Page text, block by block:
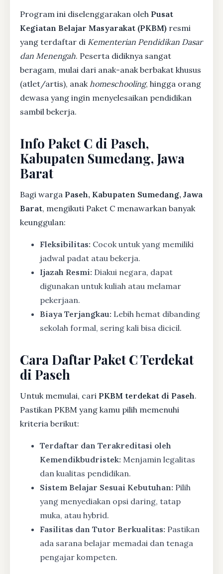
Program ini diselenggarakan oleh Pusat
Kegiatan Belajar Masyarakat (PKBM) resmi
yang terdaftar di Kementerian Pendidikan Dasar
dan Menengah. Peserta didiknya sangat
beragam, mulai dari anak-anak berbakat khusus
(atlet/artis), anakhomeschooling, hingga orang
dewasa yang ingin menyelesaikan pendidikan
sambil bekerja.
Info Paket C di Paseh,
Kabupaten Sumedang, Jawa
Barat
Bagi warga Paseh, Kabupaten Sumedang, Jawa
Barat, mengikuti Paket C menawarkan banyak
keunggulan:
Fleksibilitas: Cocok untuk yang memiliki
jadwal padat atau bekerja.
Ijazah Resmi: Diakui negara, dapat
digunakan untuk kuliah atau melamar
pekerjaan.
Biaya Terjangkau: Lebih hemat dibanding
sekolah formal, sering kali bisa dicicil.
Cara Daftar Paket C Terdekat
di Paseh
Untuk memulai, cari PKBM terdekat di Paseh.
Pastikan PKBM yang kamu pilih memenuhi
kriteria berikut:
Terdaftar dan Terakreditasi oleh
Kemendikbudristek: Menjamin legalitas
dan kualitas pendidikan.
Sistem Belajar Sesuai Kebutuhan: Pilih
yang menyediakan opsi daring, tatap
muka, atau hybrid.
Fasilitas dan Tutor Berkualitas: Pastikan
ada sarana belajar memadai dan tenaga
pengajar kompeten.